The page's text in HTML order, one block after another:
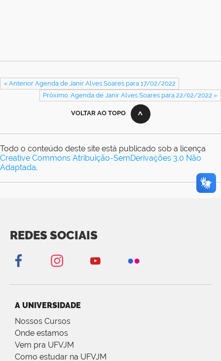
« Anterior Agenda de Janir Alves Soares para 17/02/2022
Próximo: Agenda de Janir Alves Soares para 22/02/2022 »
VOLTAR AO TOPO
Todo o conteúdo deste site está publicado sob a licença
Creative Commons Atribuição-SemDerivações 3.0 Não
Adaptada.
REDES SOCIAIS
A UNIVERSIDADE
Nossos Cursos
Onde estamos
Vem pra UFVJM
Como estudar na UFVJM